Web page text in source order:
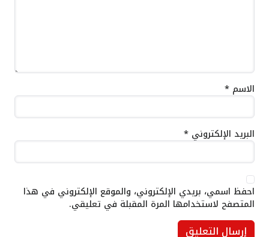
الاسم *
البريد الإلكتروني *
احفظ اسمي، بريدي الإلكتروني، والموقع الإلكتروني في هذا
المتصفح لاستخدامها المرة المقبلة في تعليقي.